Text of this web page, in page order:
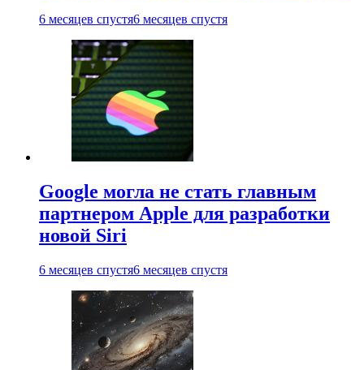
6 месяцев спустя6 месяцев спустя
Google могла не стать главным
партнером Apple для разработки
новой Siri
6 месяцев спустя6 месяцев спустя